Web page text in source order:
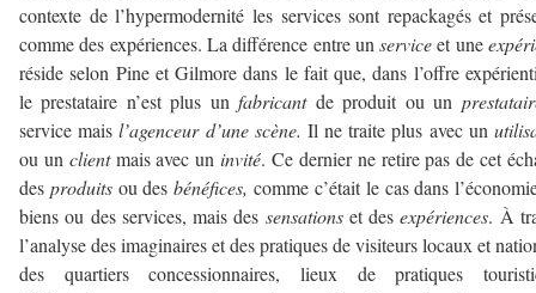
contexte de l’hypermodernité les services sont repackagés et
comme des expériences. La différence entre unserviceet une
réside selon Pine et Gilmore dans le fait que, dans l’offre
le prestataire n’est plus unfabricant de produit ou un
service maisl’agenceur d’une scène. Il ne traite plus avec un
ou un clientmais avec uninvité. Ce dernier ne retire pas de cet
des produitsou desbénéfices, comme c’était le cas dans
biens ou des services, mais des sensationset desexpériences. À
l’analyse des imaginaires et des pratiques de visiteurs locaux et
des quartiers concessionnaires, lieux de pratiques